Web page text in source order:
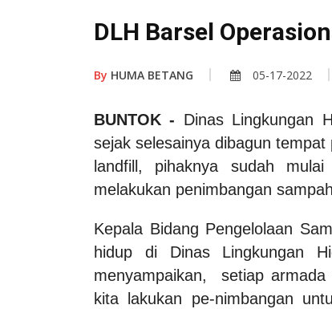
DLH Barsel
By HUMA BETANG 05-17-2022
BUNTOK - Dinas Lingkungan
sejak selesainya dibagun
landfill, pihaknya sudah
melakukan penimbangan
Kepala Bidang Pengelolaan
hidup di Dinas Lingkungan
menyampaikan, setiap
kita lakukan pe-nimbangan